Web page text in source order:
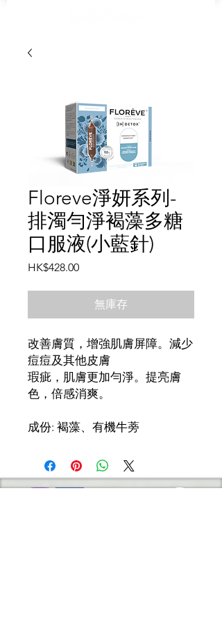
Floreve淨妍系列-
排濁勻淨褐藻多糖
口服液(小藍針)
HK$428.00價
無庫存
改善膚質，增強肌膚屏障。減少
痘痘及其他皮膚
瑕疵，肌膚更加勻淨。提亮膚
色，倍感消爽。
成份: 褐藻、有機牛蒡